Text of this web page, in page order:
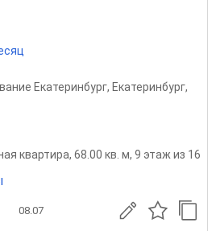
Екатеринбург, Екатеринбург,
квартира, 68.00 кв. м, 9 этаж из 16
08.07